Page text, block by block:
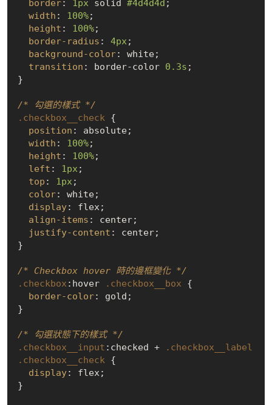
border: 1px solid #4d4d4d ;
width : 100%;
height : 100%;
border-radius : 4px ;
background-color: white;
transition : border-color 0.3s ;
}
/* 勾選的樣式 */
.checkbox__check {
position : absolute;
width : 100%;
height : 100%;
left : 1px ;
top : 1px ;
color: white;
display: flex;
align-items : center;
justify-content : center;
}
/* Checkbox hover 時的邊框變化 */
.checkbox :hover .checkbox__box {
border-color: gold;
}
/* 勾選狀態下的樣式 */
.checkbox__input :checked +
.checkbox__label
.checkbox__check {
display: flex;
}